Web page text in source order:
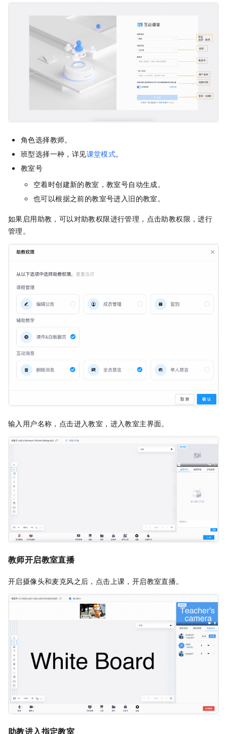
角色选择教师。
班型选择一种，详见课堂模式。
教室号
空着时创建新的教室，教室号自动生成。
也可以根据之前的教室号进入旧的教室。
如果启用助教，可以对助教权限进行管理，点击助教权限，进行
管理。
输入用户名称，点击进入教室，进入教室主界面。
教师开启教室直播
开启摄像头和麦克风之后，点击上课，开启教室直播。
助教进入指定教室